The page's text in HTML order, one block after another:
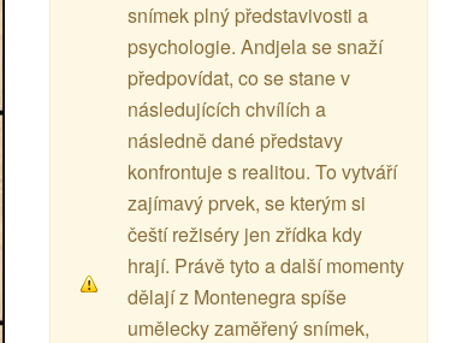
snímek plný představivosti a
psychologie. Andjela se snaží
předpovídat, co se stane v
následujících chvílích a
následně dané představy
konfrontuje s realitou. To vytváří
zajímavý prvek, se kterým si
čeští režiséry jen zřídka kdy
hrají. Právě tyto a další momenty
dělají z Montenegra spíše
umělecky zaměřený snímek,